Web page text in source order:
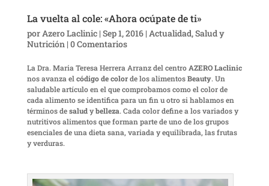
La vuelta al cole: «Ahora ocúpate de ti»
porAzero Laclinic| Sep 1, 2016| Actualidad,Salud y
Nutrición| 0 Comentarios
La Dra. Maria Teresa Herrera Arranz del centro AZERO Laclinic
nos avanza el código de colorde los alimentosBeauty. Un
saludable artículo en el que comprobamos como el color de
cada alimento se identifica para un fin u otro si hablamos en
términos desaludybelleza. Cada color define a los variados y
nutritivos alimentos que forman parte de uno de los grupos
esenciales de una dieta sana, variada y equilibrada, las frutas
y verduras.